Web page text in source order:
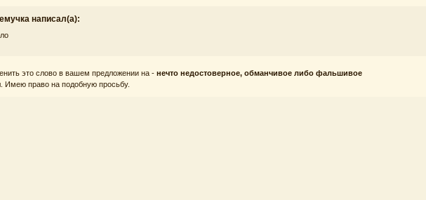
написал(а):
это слово в вашем предложении на -нечто недостоверное, обманчивое либо фальшивое
Имею право на подобную просьбу.